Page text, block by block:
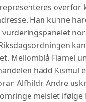
overfor
Han kunne
Mellomblå Flamel
hadd Kismul
Alfhildr. Andre
meislet ifølge